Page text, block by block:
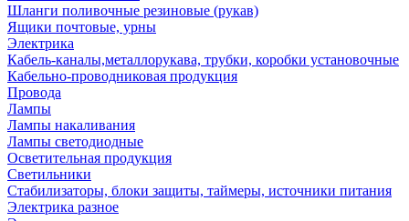
Шланги поливочные резиновые (рукав)
Ящики почтовые, урны
Электрика
Кабель-каналы,металлорукава, трубки, коробки установочные
Кабельно-проводниковая продукция
Провода
Лампы
Лампы накаливания
Лампы светодиодные
Осветительная продукция
Светильники
Стабилизаторы, блоки защиты, таймеры, источники питания
Электрика разное